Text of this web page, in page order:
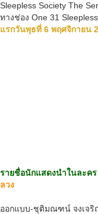
Sleepless Society The
ทางช่อง One 31
แรกวันพุธที่ 6 พฤศจิกายน
รายชื่อนักแสดงนำในละคร
ลวง
ออกแบบ-ชุติมณฑน์ จงเจริ